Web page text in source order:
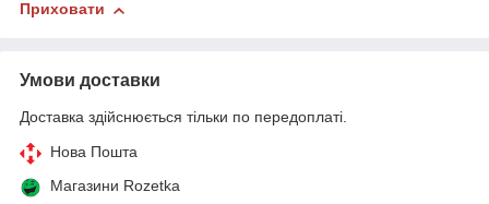
Приховати
Умови доставки
Доставка здійснюється тільки по передоплаті.
Нова Пошта
Магазини Rozetka